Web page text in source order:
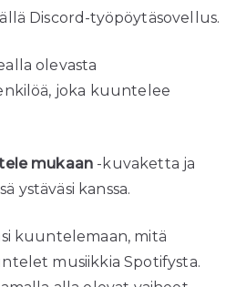
Discord-työpöytäsovellus.
olevasta
joka kuuntelee
mukaan -kuvaketta ja
ystäväsi kanssa.
kuuntelemaan, mitä
musiikkia Spotifysta.